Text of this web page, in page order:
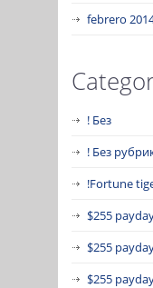
febrero
! Без
! Без
!Fortune
$255
$255
$255